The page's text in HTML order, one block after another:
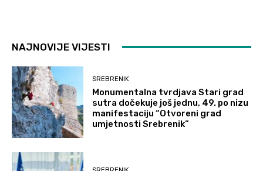
NAJNOVIJE VIJESTI
SREBRENIK
Monumentalna tvrdjava Stari grad
sutra dočekuje još jednu, 49. po nizu
manifestaciju “Otvoreni grad
umjetnosti Srebrenik”